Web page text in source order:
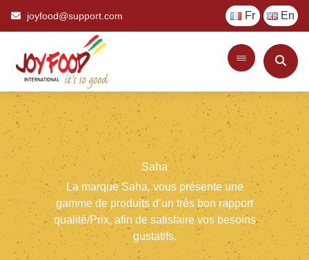
joyfood@support.com Fr En
Saha
La marque Saha, vous présente une
gamme de produits d’un très bon rapport
qualité/Prix, afin de satisfaire vos besoins
gustatifs.